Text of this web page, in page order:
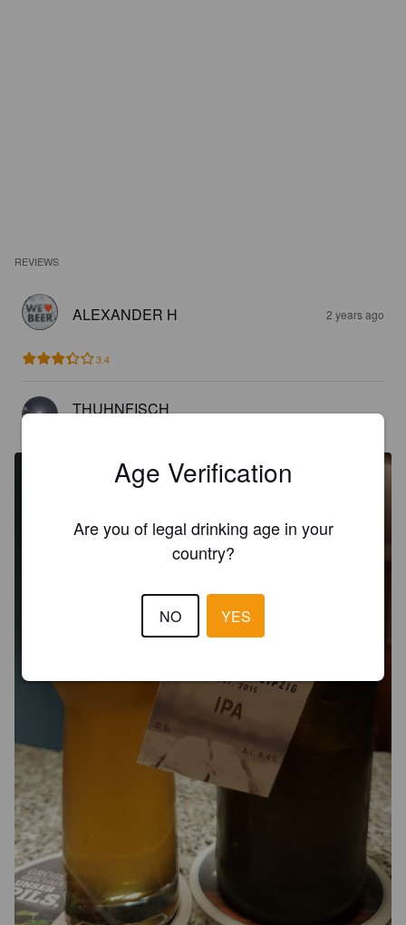
REVIEWS
ALEXANDER H 2 years ago
3.4
THUHNFISCH 5 years ago
Age Verification
Are you of legal drinking age in your
country?
NO YES